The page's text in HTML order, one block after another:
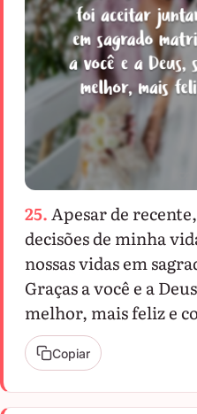
25.Apesar de
decisões de minha
nossas vidas em
Graças a você e a
melhor, mais feliz e
Copiar